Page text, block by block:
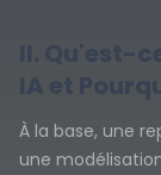
II. Qu'est-
IA et
À la base, une
une